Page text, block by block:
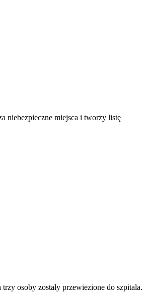
niebezpieczne miejsca i tworzy listę
osoby zostały przewiezione do szpitala.